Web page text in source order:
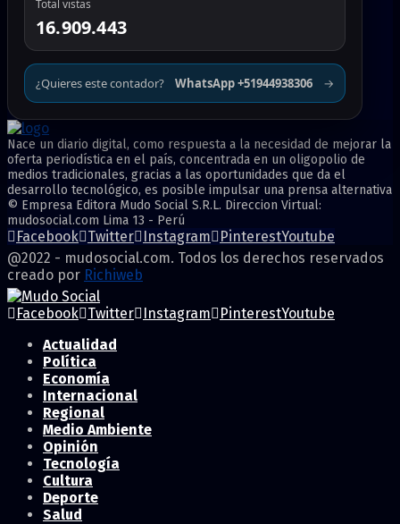
Total vistas
16.909.443
¿Quieres este contador? WhatsApp +51944938306 →
Nace un diario digital, como respuesta a la necesidad de mejorar la
oferta periodística en el país, concentrada en un oligopolio de
medios tradicionales, gracias a las oportunidades que da el
desarrollo tecnológico, es posible impulsar una prensa alternativa
© Empresa Editora Mudo Social S.R.L. Direccion Virtual:
mudosocial.com Lima 13 - Perú
Facebook Twitter Instagram PinterestYoutube
@2022 - mudosocial.com. Todos los derechos reservados
creado por Richiweb
Facebook Twitter Instagram PinterestYoutube
Actualidad
Política
Economía
Internacional
Regional
Medio Ambiente
Opinión
Tecnología
Cultura
Deporte
Salud